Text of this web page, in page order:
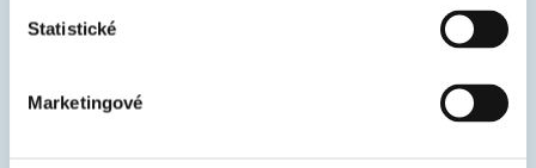
Statistické
Marketingové
Věda a výzkum
O fakultě